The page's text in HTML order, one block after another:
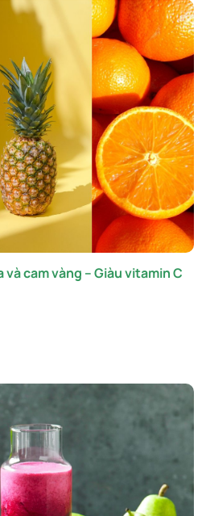
cam vàng – Giàu vitamin C